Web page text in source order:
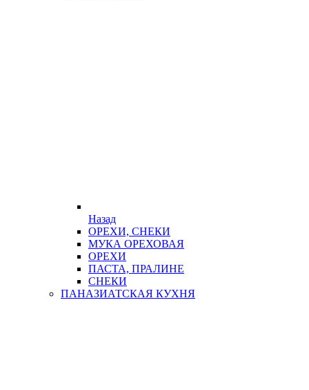
Назад
ОРЕХИ, СНЕКИ
МУКА ОРЕХОВАЯ
ОРЕХИ
ПАСТА, ПРАЛИНЕ
СНЕКИ
ПАНАЗИАТСКАЯ КУХНЯ